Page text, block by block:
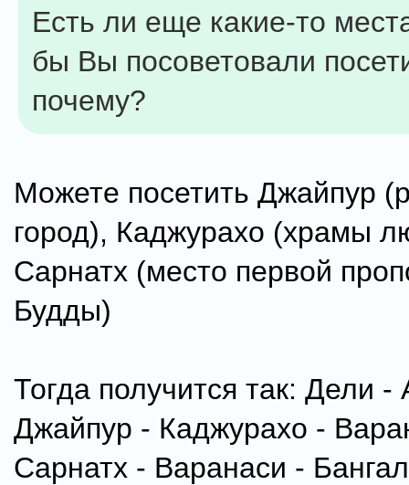
Есть ли еще какие-то
бы Вы посоветовали
почему?
Можете посетить Джайпур
город), Каджурахо (храмы
Сарнатх (место первой
Будды)
Тогда получится так: Дели -
Джайпур - Каджурахо -
Сарнатх - Варанаси -